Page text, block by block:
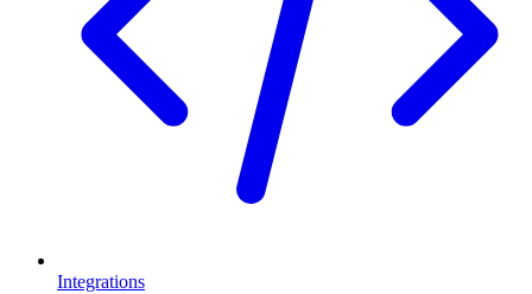
Integrations